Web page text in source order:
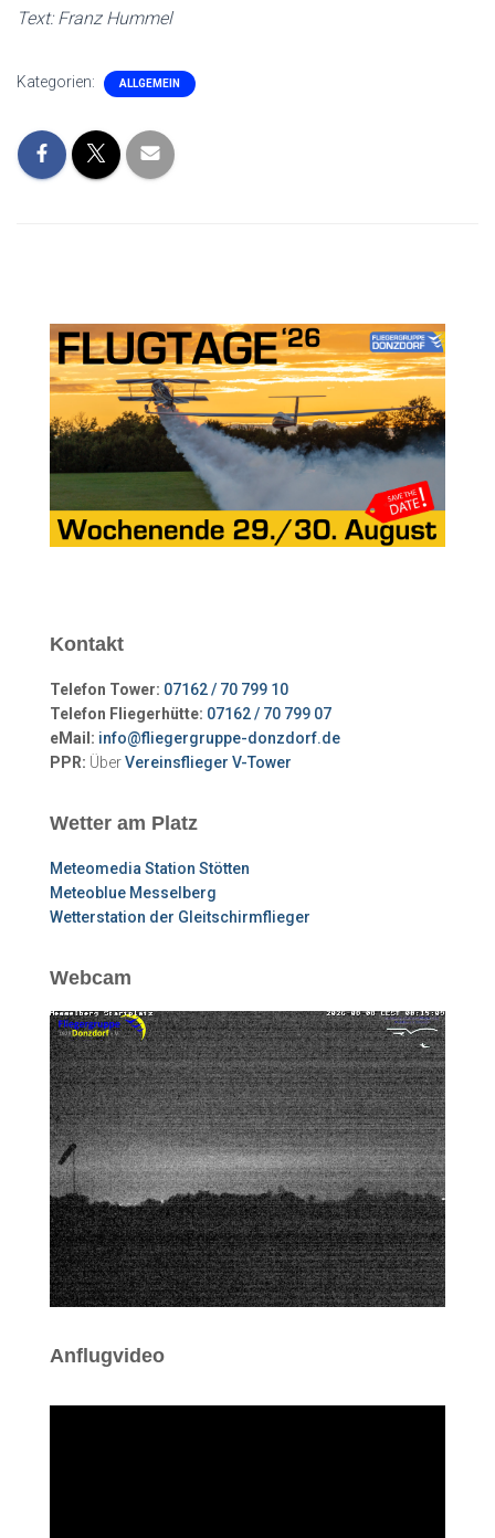
Text: Franz Hummel
Kategorien: ALLGEMEIN
Kontakt
Telefon Tower: 07162 / 70 799 10
Telefon Fliegerhütte: 07162 / 70 799 07
eMail: info@fliegergruppe-donzdorf.de
PPR: ÜberVereinsflieger V-Tower
Wetter am Platz
Meteomedia Station Stötten
Meteoblue Messelberg
Wetterstation der Gleitschirmflieger
Webcam
Anflugvideo